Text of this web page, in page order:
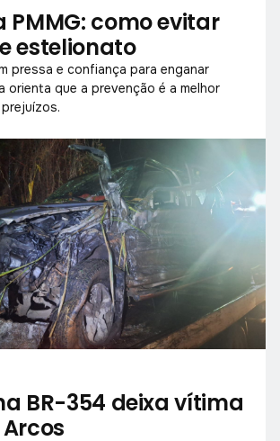
PMMG: como evitar
estelionato
pressa e confiança para enganar
orienta que a prevenção é a melhor
BR-354 deixa vítima